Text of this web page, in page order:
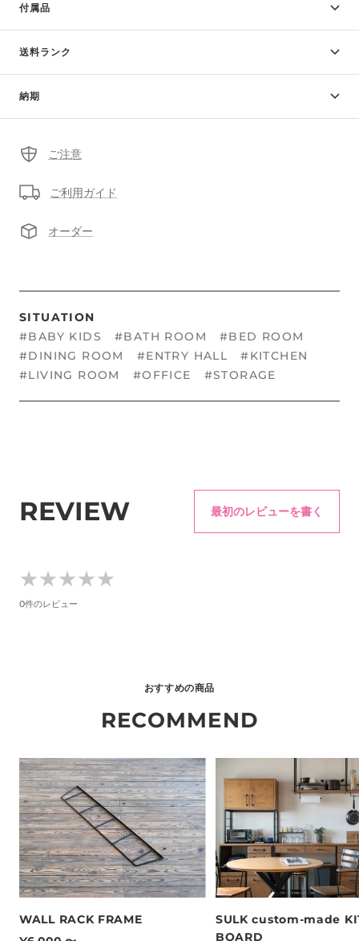
付属品
送料ランク
納期
ご注意
ご利用ガイド
オーダー
SITUATION
#BABY KIDS
#BATH ROOM
#BED ROOM
#DINING ROOM
#ENTRY HALL
#KITCHEN
#LIVING ROOM
#OFFICE #STORAGE
REVIEW 最初のレビューを書く
★★★★★
★★★★★
0件のレビュー
おすすめの商品
RECOMMEND
WALL RACK FRAME
SULK custom-made
BOARD